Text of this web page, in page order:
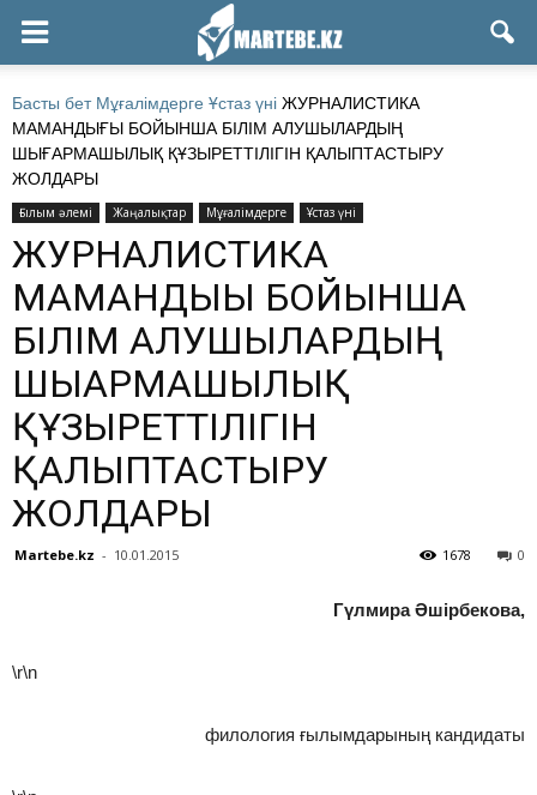
Басты бет Мұғалімдерге Ұстаз үні ЖУРНАЛИСТИКА
МАМАНДЫҒЫ БОЙЫНША БІЛІМ АЛУШЫЛАРДЫҢ
ШЫҒАРМАШЫЛЫҚ ҚҰЗЫРЕТТІЛІГІН ҚАЛЫПТАСТЫРУ
ЖОЛДАРЫ
Ғылым әлемі Жаңалықтар Мұғалімдерге Ұстаз үні
ЖУРНАЛИСТИКА
МАМАНДЫҒЫ БОЙЫНША
БІЛІМ АЛУШЫЛАРДЫҢ
ШЫҒАРМАШЫЛЫҚ
ҚҰЗЫРЕТТІЛІГІН
ҚАЛЫПТАСТЫРУ
ЖОЛДАРЫ
Martebe.kz - 10.01.2015 0
1678
Гүлмира Әшірбекова,
\r\n
филология ғылымдарының кандидаты